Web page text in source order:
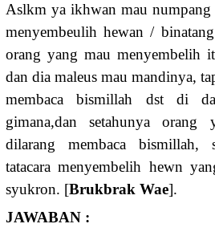
Aslkm ya ikhwan mau numpang
menyembeulih hewan /
orang yang mau menyembelih
dan dia maleus mau mandinya,
membaca bismillah dst di
gimana,dan setahunya orang
dilarang membaca bismillah,
tatacara menyembelih hewn
syukron. [Brukbrak Wae].
JAWABAN :